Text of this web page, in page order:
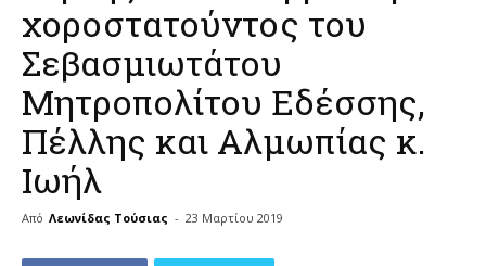
χοροστατούντος του
Σεβασμιωτάτου
Μητροπολίτου Εδέσσης,
Πέλλης και Αλμωπίας κ.
Ιωήλ
Από Λεωνίδας Τούσιας - 23 Μαρτίου 2019